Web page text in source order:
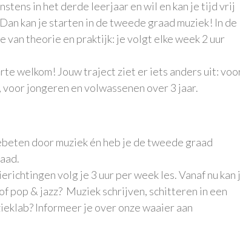
in het derde leerjaar en wil en kan je tijd vrij
kan je starten in de tweede graad muziek! In de
van theorie en praktijk: je volgt elke week 2 uur
welkom! Jouw traject ziet er iets anders uit:
jongeren en volwassenen over 3 jaar.
door muziek én heb je de tweede graad
volg je 3 uur per week les. Vanaf nu kan
pop & jazz? Muziek schrijven, schitteren in een
Informeer je over onze waaier aan